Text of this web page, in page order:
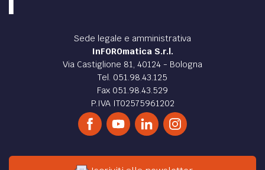
media LAWS
Una pronuncia problematica in tema di
responsabilità del gestore del sito web per i
commenti dei lettori
di non semplice soluzione e che costituisce un buon
esempio delle nuove questioni aperte con l’avvento...